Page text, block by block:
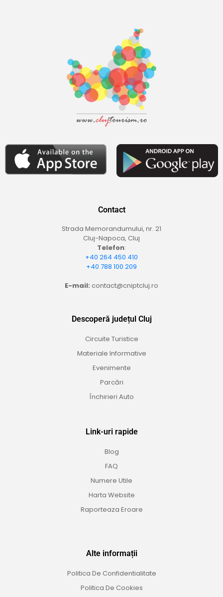
Contact
Strada Memorandumului, nr. 21
Cluj-Napoca, Cluj
Telefon:
+40 264 450 410
+40 788 100 209
E-mail: contact@cniptcluj.ro
Descoperă județul Cluj
Circuite Turistice
Materiale Informative
Evenimente
Parcări
Închirieri Auto
Link-uri rapide
Blog
FAQ
Numere Utile
Harta Website
Raporteaza Eroare
Alte informații
Politica De Confidentialitate
Politica De Cookies